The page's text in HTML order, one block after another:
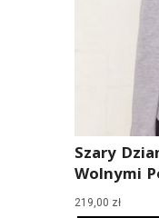
Szary
Wolnymi
219,00 zł